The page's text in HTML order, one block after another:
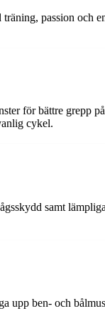
passion och
för bättre grepp
cykel.
samt
upp ben- och